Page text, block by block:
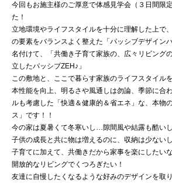
今回もお施主様のご厚意で体感見学会（３日間限
た！
立地環境やライフスタイルを十分に理解した上で
の要素をバランスよく整えた「パッシブデザイン
名付けて、「共働き子育て家族の、広々リビング
立したパッシブZEH♪」
この敷地と、ここで暮らす家族のライフスタイル
本性能を向上、明るさや風通しは勿論、季節に合
ルも考慮した「快適＆健康的＆省エネ」な、本物
ス」です！！
今の家は夏暑くて冬寒いし…隙間風や結露も酷い
子供の成長と共に物は増えるのに、収納は少ない
子育てに加えて、共働きだから家事を楽にしたい
開放的なリビングでくつろぎたい！
友達に自慢したくなるような好みのデザインを取